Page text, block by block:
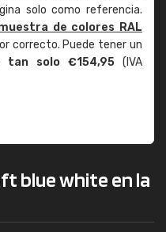
solo como referencia.
de colores RAL
correcto. Puede tener un
tan solo €154,95 (IVA
blue white en la